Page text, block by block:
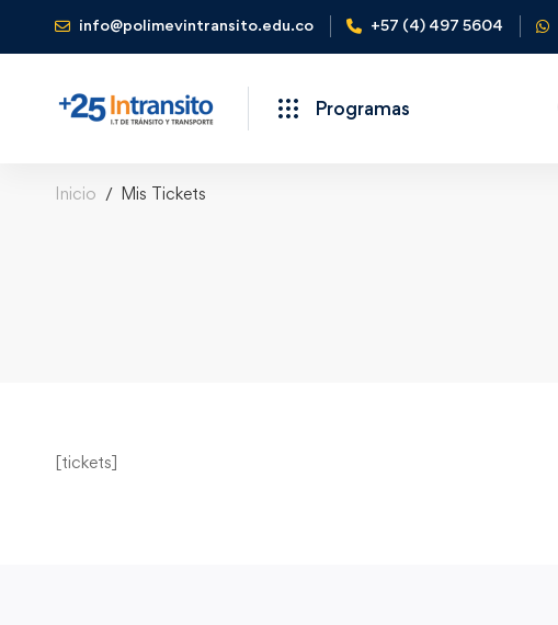
info@polimevintransito.edu.co +57 (4) 497 5604
Programas
Inicio Mis Tickets
[tickets]